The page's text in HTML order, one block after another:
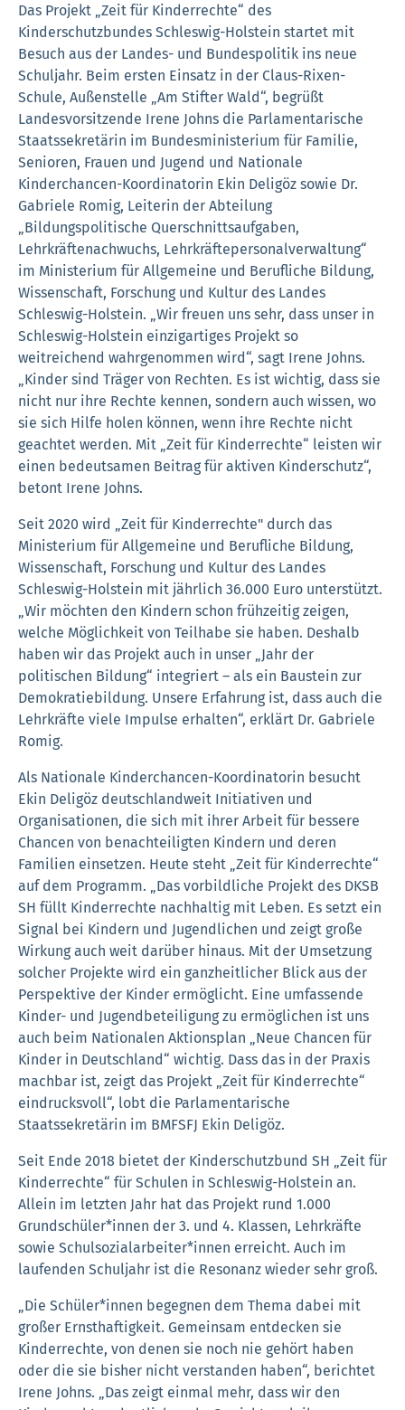
Das Projekt „Zeit für Kinderrechte“ des
Kinderschutzbundes Schleswig-Holstein startet mit
Besuch aus der Landes- und Bundespolitik ins neue
Schuljahr. Beim ersten Einsatz in der Claus-Rixen-
Schule, Außenstelle „Am Stifter Wald“, begrüßt
Landesvorsitzende Irene Johns die Parlamentarische
Staatssekretärin im Bundesministerium für Familie,
Senioren, Frauen und Jugend und Nationale
Kinderchancen-Koordinatorin Ekin Deligöz sowie Dr.
Gabriele Romig, Leiterin der Abteilung
„Bildungspolitische Querschnittsaufgaben,
Lehrkräftenachwuchs, Lehrkräftepersonalverwaltung“
im Ministerium für Allgemeine und Berufliche Bildung,
Wissenschaft, Forschung und Kultur des Landes
Schleswig-Holstein. „Wir freuen uns sehr, dass unser in
Schleswig-Holstein einzigartiges Projekt so
weitreichend wahrgenommen wird“, sagt Irene Johns.
„Kinder sind Träger von Rechten. Es ist wichtig, dass sie
nicht nur ihre Rechte kennen, sondern auch wissen, wo
sie sich Hilfe holen können, wenn ihre Rechte nicht
geachtet werden. Mit „Zeit für Kinderrechte“ leisten wir
einen bedeutsamen Beitrag für aktiven Kinderschutz“,
betont Irene Johns.
Seit 2020 wird „Zeit für Kinderrechte" durch das
Ministerium für Allgemeine und Berufliche Bildung,
Wissenschaft, Forschung und Kultur des Landes
Schleswig-Holstein mit jährlich 36.000 Euro unterstützt.
„Wir möchten den Kindern schon frühzeitig zeigen,
welche Möglichkeit von Teilhabe sie haben. Deshalb
haben wir das Projekt auch in unser „Jahr der
politischen Bildung“ integriert – als ein Baustein zur
Demokratiebildung. Unsere Erfahrung ist, dass auch die
Lehrkräfte viele Impulse erhalten“, erklärt Dr. Gabriele
Romig.
Als Nationale Kinderchancen-Koordinatorin besucht
Ekin Deligöz deutschlandweit Initiativen und
Organisationen, die sich mit ihrer Arbeit für bessere
Chancen von benachteiligten Kindern und deren
Familien einsetzen. Heute steht „Zeit für Kinderrechte“
auf dem Programm. „Das vorbildliche Projekt des DKSB
SH füllt Kinderrechte nachhaltig mit Leben. Es setzt ein
Signal bei Kindern und Jugendlichen und zeigt große
Wirkung auch weit darüber hinaus. Mit der Umsetzung
solcher Projekte wird ein ganzheitlicher Blick aus der
Perspektive der Kinder ermöglicht. Eine umfassende
Kinder- und Jugendbeteiligung zu ermöglichen ist uns
auch beim Nationalen Aktionsplan „Neue Chancen für
Kinder in Deutschland“ wichtig. Dass das in der Praxis
machbar ist, zeigt das Projekt „Zeit für Kinderrechte“
eindrucksvoll“, lobt die Parlamentarische
Staatssekretärin im BMFSFJ Ekin Deligöz.
Seit Ende 2018 bietet der Kinderschutzbund SH „Zeit für
Kinderrechte“ für Schulen in Schleswig-Holstein an.
Allein im letzten Jahr hat das Projekt rund 1.000
Grundschüler*innen der 3. und 4. Klassen, Lehrkräfte
sowie Schulsozialarbeiter*innen erreicht. Auch im
laufenden Schuljahr ist die Resonanz wieder sehr groß.
„Die Schüler*innen begegnen dem Thema dabei mit
großer Ernsthaftigkeit. Gemeinsam entdecken sie
Kinderrechte, von denen sie noch nie gehört haben
oder die sie bisher nicht verstanden haben“, berichtet
Irene Johns. „Das zeigt einmal mehr, dass wir den